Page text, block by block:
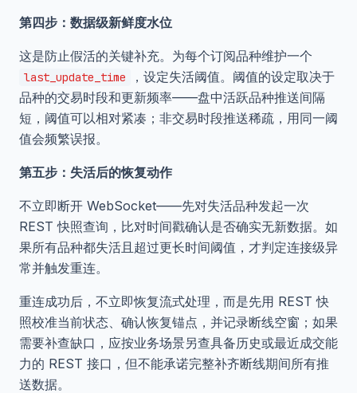
第四步：数据级新鲜度水位
这是防止假活的关键补充。为每个订阅品种维护一个
last_update_time
，设定失活阈值。阈值的设定取决于
品种的交易时段和更新频率——盘中活跃品种推送间隔
短，阈值可以相对紧凑；非交易时段推送稀疏，用同一阈
值会频繁误报。
第五步：失活后的恢复动作
不立即断开 WebSocket——先对失活品种发起一次
REST 快照查询，比对时间戳确认是否确实无新数据。如
果所有品种都失活且超过更长时间阈值，才判定连接级异
常并触发重连。
重连成功后，不立即恢复流式处理，而是先用 REST 快
照校准当前状态、确认恢复锚点，并记录断线空窗；如果
需要补查缺口，应按业务场景另查具备历史或最近成交能
力的 REST 接口，但不能承诺完整补齐断线期间所有推
送数据。